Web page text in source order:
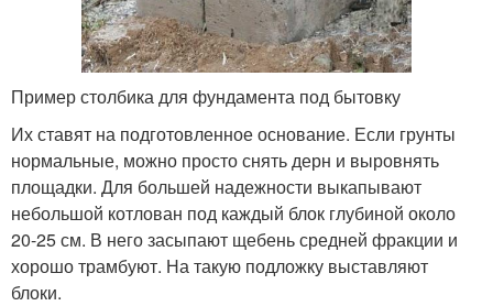
Пример столбика для фундамента под бытовку
Их ставят на подготовленное основание. Если грунты
нормальные, можно просто снять дерн и выровнять
площадки. Для большей надежности выкапывают
небольшой котлован под каждый блок глубиной около
20-25 см. В него засыпают щебень средней фракции и
хорошо трамбуют. На такую подложку выставляют
блоки.